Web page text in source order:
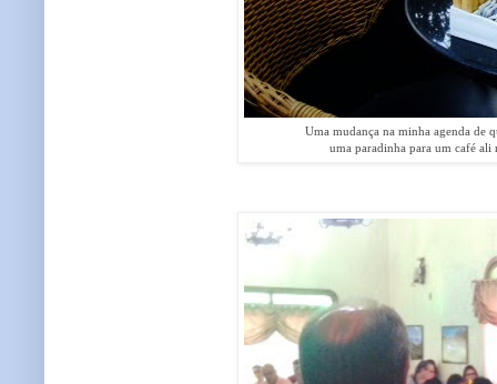
Uma mudança na minha agenda de
uma paradinha para um café